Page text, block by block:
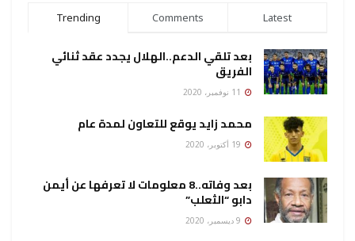
Trending Comments Latest
بعد تلقي الدعم..الهلال يجدد عقد ثنائي
الفريق
محمد زايد يوقع للتعاون لمدة عام
بعد وفاته..8 معلومات لا تعرفها عن أيمن
دابو “الثعلب”